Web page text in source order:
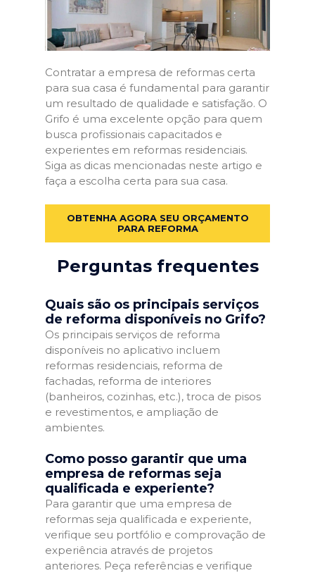
Contratar a empresa de reformas certa
para sua casa é fundamental para garantir
um resultado de qualidade e satisfação. O
Grifo é uma excelente opção para quem
busca profissionais capacitados e
experientes em reformas residenciais.
Siga as dicas mencionadas neste artigo e
faça a escolha certa para sua casa.
OBTENHA AGORA SEU ORÇAMENTO
PARA REFORMA
Perguntas frequentes
Quais são os principais serviços
de reforma disponíveis no Grifo?
Os principais serviços de reforma
disponíveis no aplicativo incluem
reformas residenciais, reforma de
fachadas, reforma de interiores
(banheiros, cozinhas, etc.), troca de pisos
e revestimentos, e ampliação de
ambientes.
Como posso garantir que uma
empresa de reformas seja
qualificada e experiente?
Para garantir que uma empresa de
reformas seja qualificada e experiente,
verifique seu portfólio e comprovação de
experiência através de projetos
anteriores. Peça referências e verifique